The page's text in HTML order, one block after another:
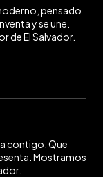
pensado
y se une.
de El Salvador.
contigo. Que
Mostramos